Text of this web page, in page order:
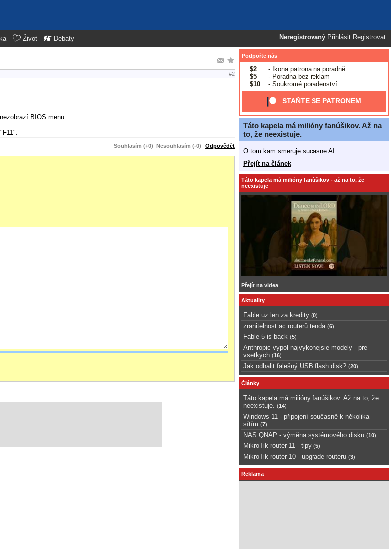
Neregistrovaný Přihlásit Registrovat
Život Debaty
#2
BIOS menu.
Souhlasím (+0) Nesouhlasím (-0) Odpovědět
Podpořte nás
$2
- Ikona patrona na poradně
$5
- Poradna bez reklam
$10
- Soukromé poradenství
STAŇTE SE PATRONEM
Táto kapela má milióny fanúšikov. Až na
to, že neexistuje.
O tom kam smeruje sucasne AI.
Přejít na článek
Táto kapela má milióny fanúšikov - až na to, že
neexistuje
Přejít na videa
Aktuality
Fable uz len za kredity (0)
zranitelnost ac routerů tenda (6)
Fable 5 is back (5)
Anthropic vypol najvykonejsie modely - pre
vsetkych (16)
Jak odhalit falešný USB flash disk? (20)
Články
Táto kapela má milióny fanúšikov. Až na to, že
neexistuje.
(14)
Windows 11 - připojení současně k několika
sítím (7)
NAS QNAP - výměna systémového disku (10)
MikroTik router 11 - tipy (5)
MikroTik router 10 - upgrade routeru (3)
Reklama